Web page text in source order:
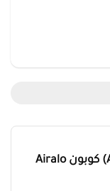
كود خصم ايرالو (ACC) كوبون Airalo